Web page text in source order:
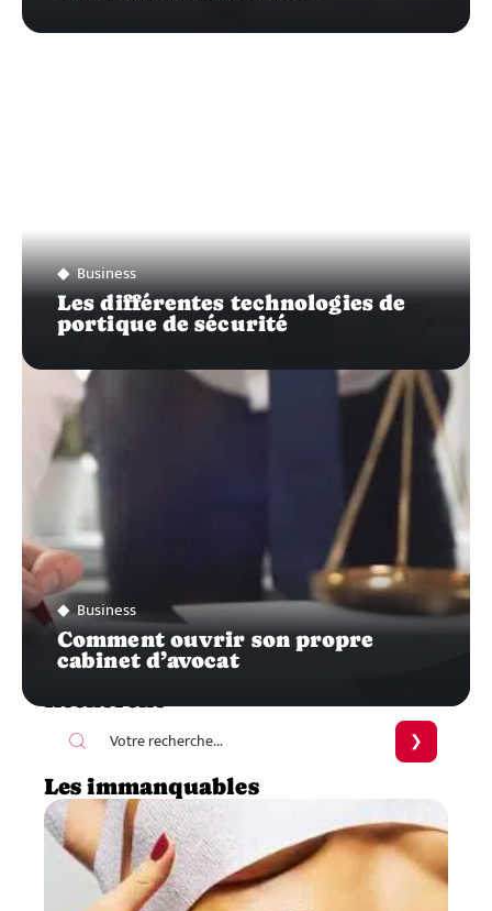
Business
Les différentes technologies de
portique de sécurité
Business
Comment ouvrir son propre
cabinet d’avocat
Recherche
Les immanquables